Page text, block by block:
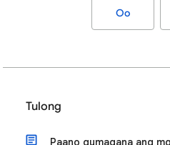
Oo
Tulong
Paano gumagana ang